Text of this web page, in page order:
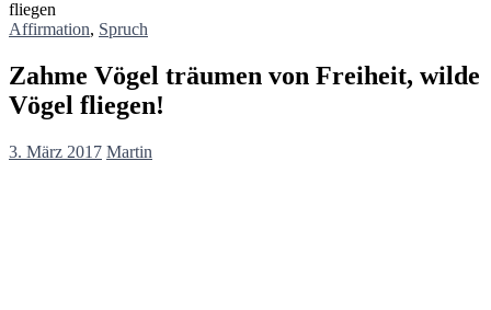
Affirmation, Spruch
Zahme Vögel träumen von Freiheit, wilde
Vögel fliegen!
3. März 2017 Martin